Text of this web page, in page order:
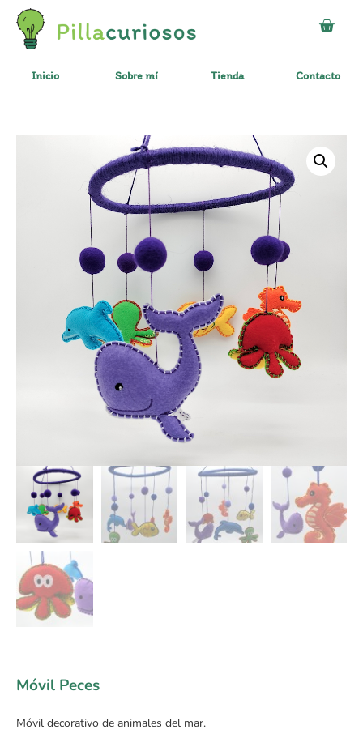
Inicio Sobre mí Tienda Contacto
Móvil Peces
Móvil decorativo de animales del mar.